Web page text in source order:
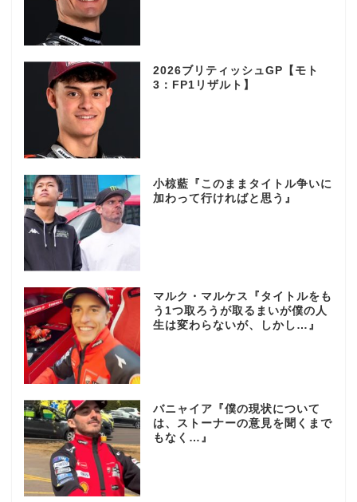
2026ブリティッシュGP【モト
3：FP1リザルト】
小椋藍『このままタイトル争いに
加わって行ければと思う』
マルク・マルケス『タイトルをも
う1つ取ろうが取るまいが僕の人
生は変わらないが、しかし…』
バニャイア『僕の現状について
は、ストーナーの意見を聞くまで
もなく…』